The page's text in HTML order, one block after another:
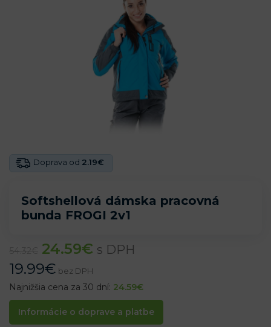
Softshellová dámska pracovná
bunda FROGI 2v1
Doprava od 2.19€
24.59€ s DPH
19.99€ bez DPH
Najnižšia cena za 30 dní: 24.59€
Informácie o doprave a platbe